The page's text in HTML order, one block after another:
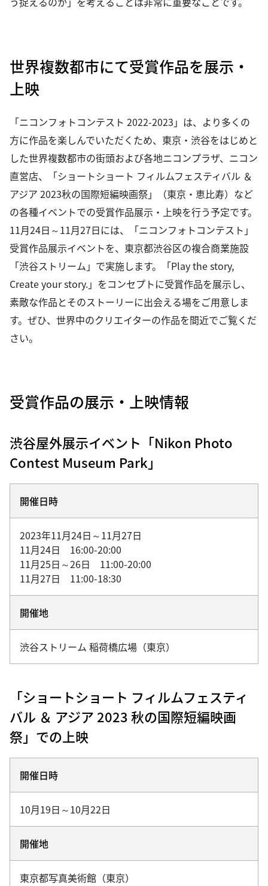
世界複数都市にて受賞作品を展示・
上映
「ニコンフォトコンテスト 2022-2023」は、より多くの
方に作品を楽しんでいただくため、東京・渋谷をはじめと
した世界複数都市の街頭および各地ニコンプラザ、ニコン
直営店、「ショートショート フィルムフェスティバル ＆
アジア 2023秋の国際短編映画祭」（東京・恵比寿）など
の各種イベントでの受賞作品展示・上映を行う予定です。
11月24日～11月27日には、「ニコンフォトコンテスト」
受賞作品展示イベントを、東京都渋谷区の複合商業施設
「渋谷ストリーム」で実施します。「Play the story,
Create your story.」をコンセプトに受賞作品を展示し、
素敵な作品とそのストーリーに出会える場をご用意しま
す。ぜひ、世界中のクリエイターの作品を間近でご覧くだ
さい。
受賞作品の展示・上映情報
渋谷屋外展示イベント「Nikon Photo
Contest Museum Park」
開催日時
2023年11月24日～11月27日
11月24日 16:00-20:00
11月25日～26日 11:00-20:00
11月27日 11:00-18:30
開催地
渋谷ストリーム 稲荷橋広場（東京）
「ショートショート フィルムフェスティ
バル ＆ アジア 2023 秋の国際短編映画
祭」での上映
開催日時
10月19日～10月22日
開催地
東京都写真美術館（東京）